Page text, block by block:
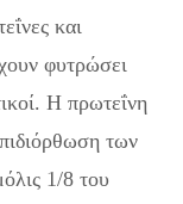
και
φυτρώσει
Η πρωτεΐνη
των
1/8 του